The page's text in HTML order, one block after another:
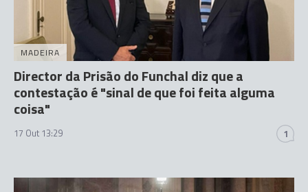
MADEIRA
Director da Prisão do Funchal diz que a
contestação é "sinal de que foi feita alguma
coisa"
17 Out 13:29 1